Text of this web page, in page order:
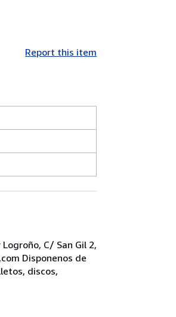
Report this item
C/ San Gil 2,
Disponenos de
discos,